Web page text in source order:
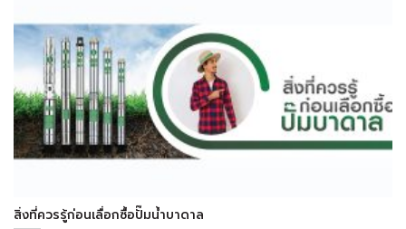
สิ่งที่ควรรู้ก่อนเลื่อกซื้อปั๊มน้ำบาดาล